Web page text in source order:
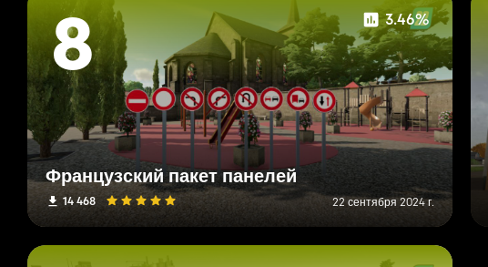
8 3.46%
Французский пакет панелей
14 468 22 сентября 2024 г.